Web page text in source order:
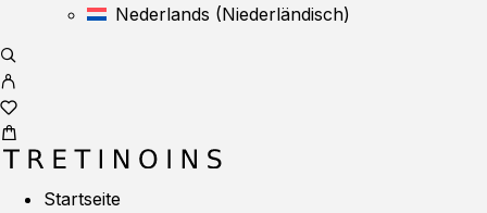
Nederlands (Niederländisch)
Startseite